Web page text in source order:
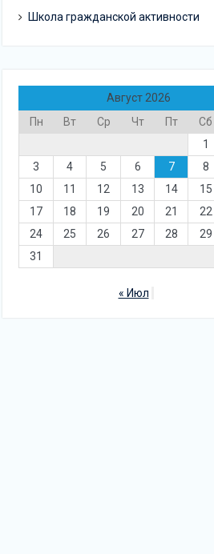
Школа гражданской активности
Август 2026
Пн
Вт Ср Чт Пт Сб
1
3
4 5 6 7 8
10
11 12 13 14 15
17
18 19 20 21 22
24
25 26 27 28 29
31
« Июл